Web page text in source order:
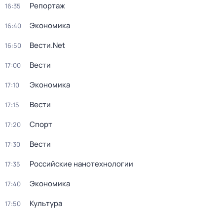
16:35 Репортаж
16:40 Экономика
16:50 Вести.Net
17:00 Вести
17:10 Экономика
17:15 Вести
17:20 Спорт
17:30 Вести
17:35 Российские нанотехнологии
17:40 Экономика
17:50 Культура